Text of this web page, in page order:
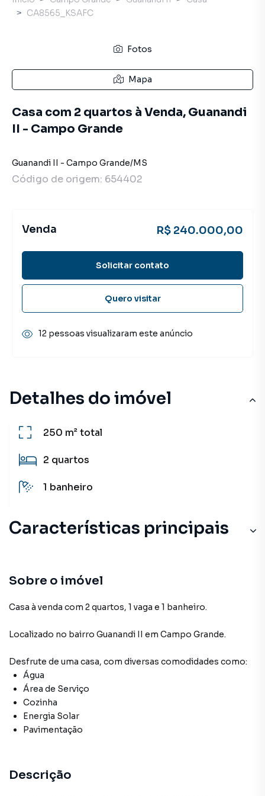
Detalhes do imóvel
250 m²total
2 quartos
1 banheiro
Características principais
Sobre o imóvel
Casa à venda com 2 quartos, 1 vaga e 1 banheiro.
Localizado no bairro Guanandi II em Campo Grande.
Desfrute de uma casa, com diversas comodidades como:
Água
Área de Serviço
Cozinha
Energia Solar
Pavimentação
Descrição
CA8565_KSAFC
Fotos
Mapa
Casa com 2 quartos à Venda, Guanandi
II - Campo Grande
Guanandi II - Campo Grande/MS
Código de origem: 654402
Venda R$ 240.000,00
Solicitar contato
Quero visitar
12 pessoas visualizaram este anúncio